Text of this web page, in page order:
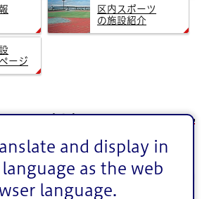
and display in
as the web
language.
区内スポーツ
の施設紹介
ージ
2026年 5 次月